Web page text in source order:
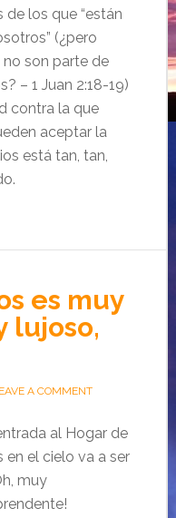
de los que “están
(¿pero
no son parte de
– 1 Juan 2:18-19)
contra la que
aceptar la
está tan, tan,
es muy
lujoso,
A COMMENT
al Hogar de
en el cielo va a ser
muy